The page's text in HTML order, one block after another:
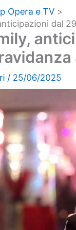
Opera e TV
dal
/ 25/06/2025